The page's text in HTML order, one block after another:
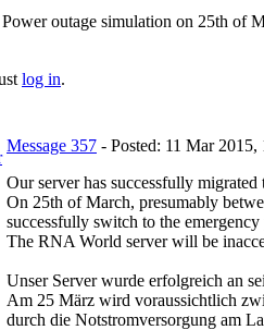
Power outage simulation on 25th of
log in.
Message 357 - Posted: 11 Mar
Our server has successfully
On 25th of March, presumably
successfully switch to the
The RNA World server will be
Unser Server wurde erfolgreich an
Am 25 März wird voraussichtlich
durch die Notstromversorgung am